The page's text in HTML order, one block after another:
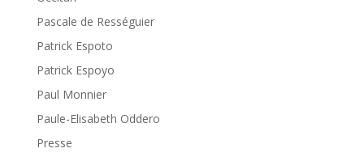
Pascale de Rességuier
Patrick Espoto
Patrick Espoyo
Paul Monnier
Paule-Elisabeth Oddero
Presse